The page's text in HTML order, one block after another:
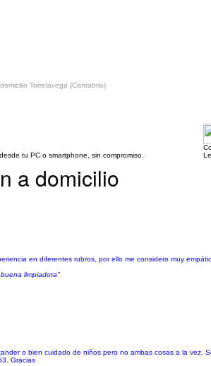
Torrelavega (Cantabria)
tu PC o smartphone, sin compromiso.
a domicilio
en diferentes rubros, por ello me considero muy
limpiadora"
o bien cuidado de niños pero no ambas cosas a la vez.
Gracias